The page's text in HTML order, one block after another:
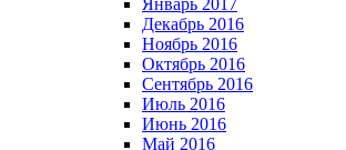
Январь 2017
Декабрь 2016
Ноябрь 2016
Октябрь 2016
Сентябрь 2016
Июль 2016
Июнь 2016
Май 2016